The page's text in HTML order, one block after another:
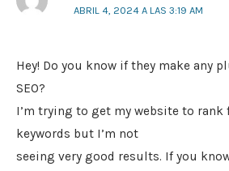
ABRIL 4, 2024 A LAS 3:19 AM
Hey! Do you know if they make any
SEO?
I’m trying to get my website to rank
keywords but I’m not
seeing very good results. If you